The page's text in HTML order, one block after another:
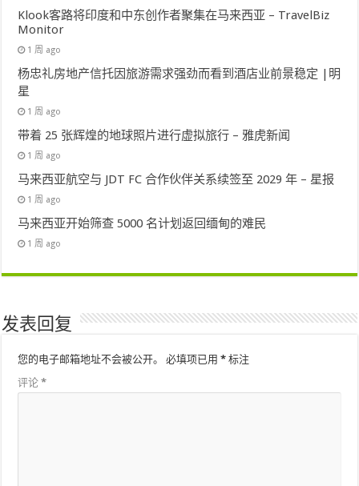
Klook客路将印度和中东创作者聚集在马来西亚 – TravelBiz
Monitor
1 周 ago
杨忠礼房地产信托因旅游需求强劲而看到酒店业前景稳定 |明
星
1 周 ago
带着 25 张辉煌的地球照片进行虚拟旅行 – 雅虎新闻
1 周 ago
马来西亚航空与 JDT FC 合作伙伴关系续签至 2029 年 – 星报
1 周 ago
马来西亚开始筛查 5000 名计划返回缅甸的难民
1 周 ago
发表回复
您的电子邮箱地址不会被公开。 必填项已用* 标注
评论*